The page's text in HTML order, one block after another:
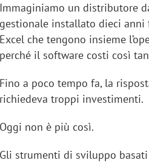
Immaginiamo un distributore
gestionale installato dieci anni
Excel che tengono insieme
perché il software costi così
Fino a poco tempo fa, la
richiedeva troppi investimenti.
Oggi non è più così.
Gli strumenti di sviluppo